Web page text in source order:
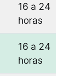
16 a 24
horas
16 a 24
horas